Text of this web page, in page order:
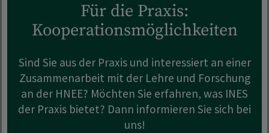
Für die Praxis:
Kooperationsmöglichkeiten
Sind Sie aus der Praxis und interessiert an einer
Zusammenarbeit mit der Lehre und Forschung
an der HNEE? Möchten Sie erfahren, was INES
der Praxis bietet? Dann informieren Sie sich bei
uns!